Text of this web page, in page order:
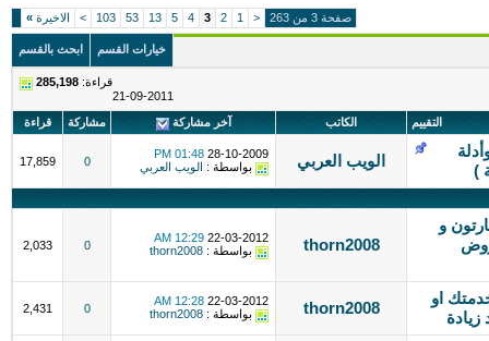
صفحة 3 من 263 <
1
2
3
4
5
13
53
103
> الاخيرة »
خيارات القسم ابحث بالقسم
قراءة: 285,198
21-09-2011
التقييم
الكاتب آخر مشاركة مشاركة قراءة
)
الويب العربي 28-10-2009
01:48 PM
بواسطة :
الويب العربي 0
17,859
و
thorn2008
22-03-2012
12:29 AM
بواسطة : thorn2008
0
2,033
او
thorn2008
22-03-2012
12:28 AM
بواسطة : thorn2008
0
2,431